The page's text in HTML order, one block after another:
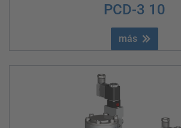
PCD-3 10
más